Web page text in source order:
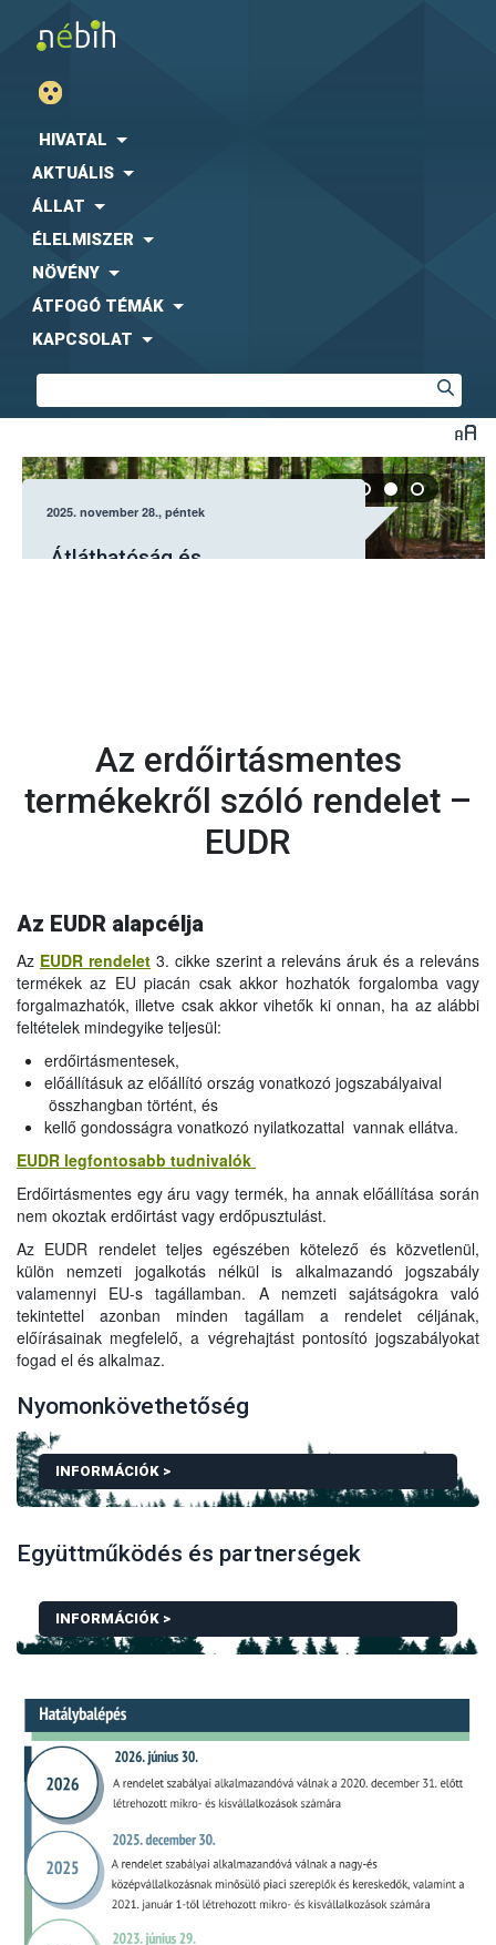
HIVATAL
AKTUÁLIS
ÁLLAT
ÉLELMISZER
NÖVÉNY
ÁTFOGÓ TÉMÁK
KAPCSOLAT
2025. november 28., péntek
Átláthatóság és
Az erdőirtásmentes
termékekről szóló rendelet –
EUDR
Az EUDR alapcélja
Az EUDR rendelet3. cikke szerint a releváns áruk és a releváns
termékek az EU piacán csak akkor hozhatók forgalomba vagy
forgalmazhatók, illetve csak akkor vihetők ki onnan, ha az alábbi
feltételek mindegyike teljesül:
erdőirtásmentesek,
előállításuk az előállító ország vonatkozó jogszabályaival
összhangban történt, és
kellő gondosságra vonatkozó nyilatkozattal vannak ellátva.
EUDR legfontosabb tudnivalók
Erdőirtásmentes egy áru vagy termék, ha annak előállítása során
nem okoztak erdőirtást vagy erdőpusztulást.
Az EUDR rendelet teljes egészében kötelező és közvetlenül,
külön nemzeti jogalkotás nélkül is alkalmazandó jogszabály
valamennyi EU-s tagállamban. A nemzeti sajátságokra való
tekintettel azonban minden tagállam a rendelet céljának,
előírásainak megfelelő, a végrehajtást pontosító jogszabályokat
fogad el és alkalmaz.
Nyomonkövethetőség
INFORMÁCIÓK >
HOGYAN KELL IGAZOLNI A TERMÉKEK EREDETÉT
Együttműködés és partnerségek
INFORMÁCIÓK >
TOVÁBBI INFORMÁCIÓK EGYÜTTMŰKÖDÉS ÉS